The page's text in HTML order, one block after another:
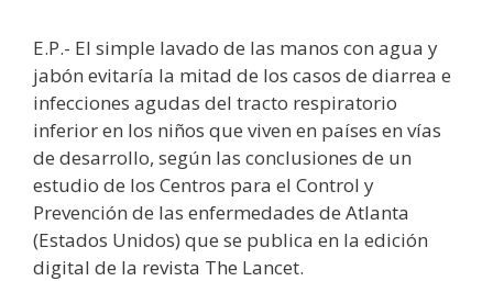
E.P.- El simple lavado de las manos con agua y
jabón evitaría la mitad de los casos de diarrea e
infecciones agudas del tracto respiratorio
inferior en los niños que viven en países en vías
de desarrollo, según las conclusiones de un
estudio de los Centros para el Control y
Prevención de las enfermedades de Atlanta
(Estados Unidos) que se publica en la edición
digital de la revista The Lancet.